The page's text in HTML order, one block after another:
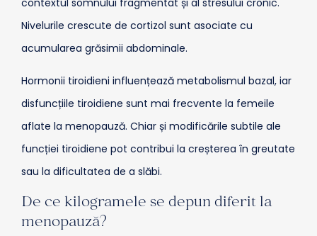
Nivelurile crescute de cortizol sunt asociate cu
acumularea grăsimii abdominale.
Hormonii tiroidieni influențează metabolismul bazal, iar
disfuncțiile tiroidiene sunt mai frecvente la femeile
aflate la menopauză. Chiar și modificările subtile ale
funcției tiroidiene pot contribui la creșterea în greutate
sau la dificultatea de a slăbi.
De ce kilogramele se depun diferit la
menopauză?